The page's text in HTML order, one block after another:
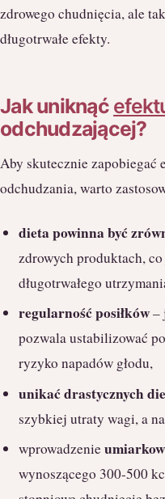
zdrowego chudnięcia, ale
długotrwałe efekty.
Jak uniknąć
odchudzającej?
Aby skutecznie zapobiegać
odchudzania, warto
dieta powinna być
zdrowych produktach,
długotrwałego
regularność posiłków–
pozwala ustabilizować
ryzyko napadów głodu,
unikać drastycznych
szybkiej utraty wagi, a
wprowadzenie
wynoszącego 300-500